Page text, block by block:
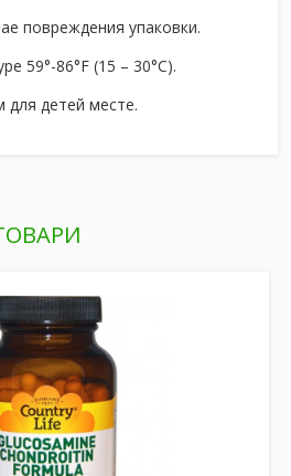
повреждения упаковки.
59°-86°F (15 – 30°С).
для детей месте.